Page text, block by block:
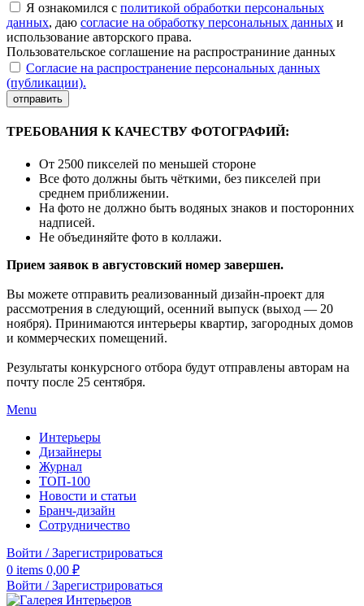
Я ознакомился с политикой обработки персональных
данных, даю согласие на обработку персональных данных и
использование авторского права.
Пользовательское соглашение на распространиние данных
Согласие на распространение персональных данных
(публикации).
отправить
ТРЕБОВАНИЯ К КАЧЕСТВУ ФОТОГРАФИЙ:
От 2500 пикселей по меньшей стороне
Все фото должны быть чёткими, без пикселей при
среднем приближении.
На фото не должно быть водяных знаков и посторонних
надписей.
Не объединяйте фото в коллажи.
Прием заявок в августовский номер завершен.
Вы можете отправить реализованный дизайн-проект для
рассмотрения в следующий, осенний выпуск (выход — 20
ноября). Принимаются интерьеры квартир, загородных домов
и коммерческих помещений.
Результаты конкурсного отбора будут отправлены авторам на
почту после 25 сентября.
Menu
Интерьеры
Дизайнеры
Журнал
ТОП-100
Новости и статьи
Бранч-дизайн
Сотрудничество
Войти / Зарегистрироваться
0 items 0,00 ₽
Войти / Зарегистрироваться